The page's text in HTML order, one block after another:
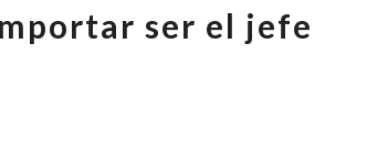
ser el jefe